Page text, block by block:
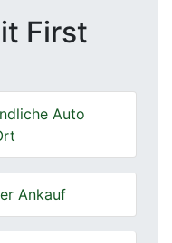
First
Auto
Ankauf